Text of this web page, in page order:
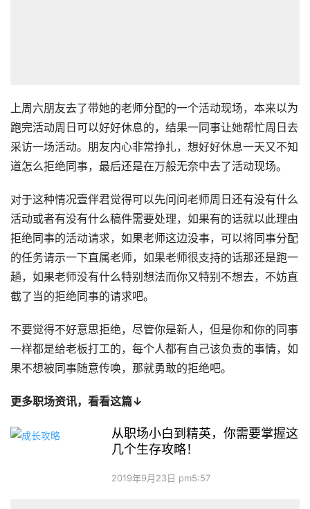
上周六朋友去了带她的老师分配的一个活动现场，本来以为
跑完活动周日可以好好休息的，结果一同事让她帮忙周日去
采访一场活动。朋友内心非常挣扎，想好好休息一天又不知
道怎么拒绝同事，最后还是在万般无奈中去了活动现场。
对于这种情况壹伴君觉得可以先问问老师周日还有没有什么
活动或者有没有什么稿件需要处理，如果有的话就以此理由
拒绝同事的活动请求，如果老师这边没事，可以将同事分配
的任务请示一下直属老师，如果老师很支持的话那还是跑一
趟，如果老师没有什么特别想法而你又特别不想去，不妨直
截了当的拒绝同事的请求吧。
不要觉得不好意思拒绝，尽管你是新人，但是你和你的同事
一样都是给老板打工的，每个人都有自己该负责的事情，如
果不想被同事随意传唤，那就勇敢的拒绝吧。
更多职场资讯，看看这篇↓